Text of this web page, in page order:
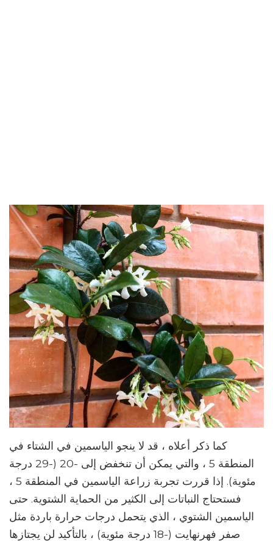
كما ذكر أعلاه ، قد لا ينجو الياسمين في الشتاء في
المنطقة 5 ، والتي يمكن أن تنخفض إلى -20 (-29 درجة
مئوية). إذا قررت تجربة زراعة الياسمين في المنطقة 5 ،
فستحتاج النباتات إلى الكثير من الحماية الشتوية. حتى
الياسمين الشتوي ، الذي يتحمل درجات حرارة باردة مثل
صفر فهرنهايت (-18 درجة مئوية) ، بالتأكيد لن يجتازها